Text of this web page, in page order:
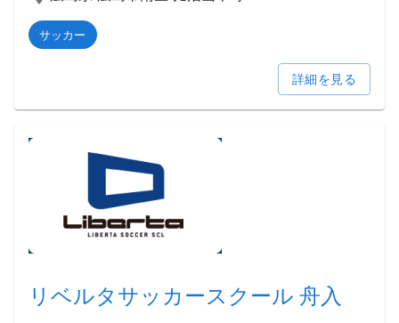
サッカー
詳細を見る
リベルタサッカースクール 舟入